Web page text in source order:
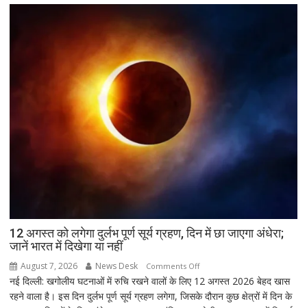
रिएक्शन,
आत्ममंथन
ऐलान
12 अगस्त को लगेगा दुर्लभ पूर्ण सूर्य ग्रहण, दिन में छा जाएगा अंधेरा;
जानें भारत में दिखेगा या नहीं
August 7, 2026 News Desk Comments Offon
12
अगस्त
नई दिल्ली: खगोलीय घटनाओं में रुचि रखने वालों के लिए 12 अगस्त 2026 बेहद खास
रहने वाला है। इस दिन दुर्लभ पूर्ण सूर्य ग्रहण लगेगा, जिसके दौरान कुछ क्षेत्रों में दिन के